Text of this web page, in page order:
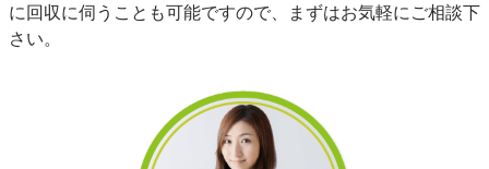
に回収に伺うことも可能ですので、まずはお気軽にご相談下
さい。